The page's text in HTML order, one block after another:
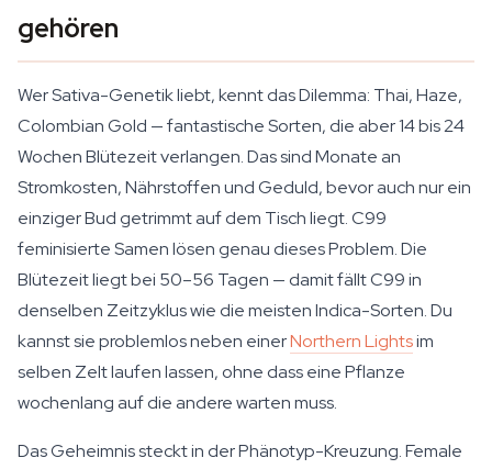
gehören
Wer Sativa-Genetik liebt, kennt das Dilemma: Thai, Haze,
Colombian Gold — fantastische Sorten, die aber 14 bis 24
Wochen Blütezeit verlangen. Das sind Monate an
Stromkosten, Nährstoffen und Geduld, bevor auch nur ein
einziger Bud getrimmt auf dem Tisch liegt. C99
feminisierte Samen lösen genau dieses Problem. Die
Blütezeit liegt bei 50–56 Tagen — damit fällt C99 in
denselben Zeitzyklus wie die meisten Indica-Sorten. Du
kannst sie problemlos neben einerNorthern Lightsim
selben Zelt laufen lassen, ohne dass eine Pflanze
wochenlang auf die andere warten muss.
Das Geheimnis steckt in der Phänotyp-Kreuzung. Female